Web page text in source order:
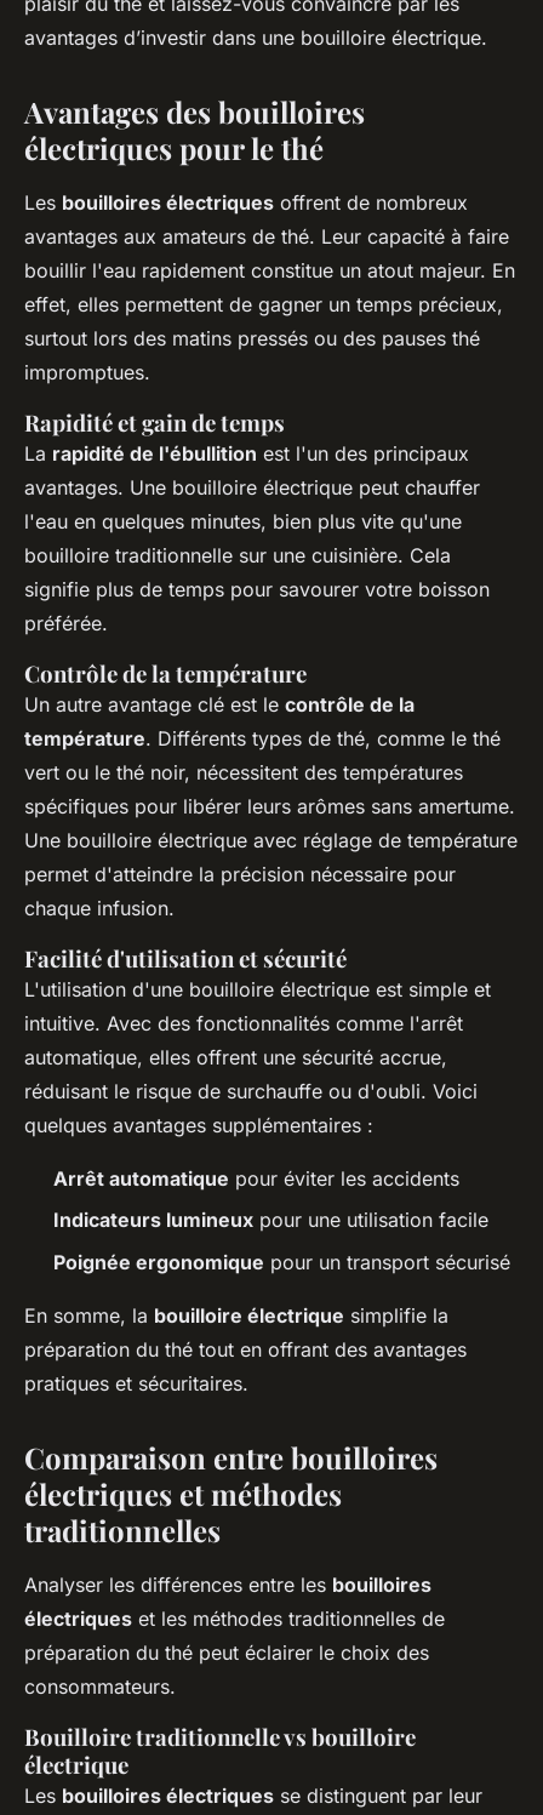
avantages d’investir dans une bouilloire électrique.
Avantages des bouilloires
électriques pour le thé
Les bouilloires électriques offrent de nombreux
avantages aux amateurs de thé. Leur capacité à faire
bouillir l'eau rapidement constitue un atout majeur. En
effet, elles permettent de gagner un temps précieux,
surtout lors des matins pressés ou des pauses thé
impromptues.
Rapidité et gain de temps
La rapidité de l'ébullition est l'un des principaux
avantages. Une bouilloire électrique peut chauffer
l'eau en quelques minutes, bien plus vite qu'une
bouilloire traditionnelle sur une cuisinière. Cela
signifie plus de temps pour savourer votre boisson
préférée.
Contrôle de la température
Un autre avantage clé est le contrôle de la
température. Différents types de thé, comme le thé
vert ou le thé noir, nécessitent des températures
spécifiques pour libérer leurs arômes sans amertume.
Une bouilloire électrique avec réglage de température
permet d'atteindre la précision nécessaire pour
chaque infusion.
Facilité d'utilisation et sécurité
L'utilisation d'une bouilloire électrique est simple et
intuitive. Avec des fonctionnalités comme l'arrêt
automatique, elles offrent une sécurité accrue,
réduisant le risque de surchauffe ou d'oubli. Voici
quelques avantages supplémentaires :
Arrêt automatique pour éviter les accidents
Indicateurs lumineux pour une utilisation facile
Poignée ergonomique pour un transport sécurisé
En somme, la bouilloire électrique simplifie la
préparation du thé tout en offrant des avantages
pratiques et sécuritaires.
Comparaison entre bouilloires
électriques et méthodes
traditionnelles
Analyser les différences entre les bouilloires
électriques et les méthodes traditionnelles de
préparation du thé peut éclairer le choix des
consommateurs.
Bouilloire traditionnelle vs bouilloire
électrique
Les bouilloires électriques se distinguent par leur